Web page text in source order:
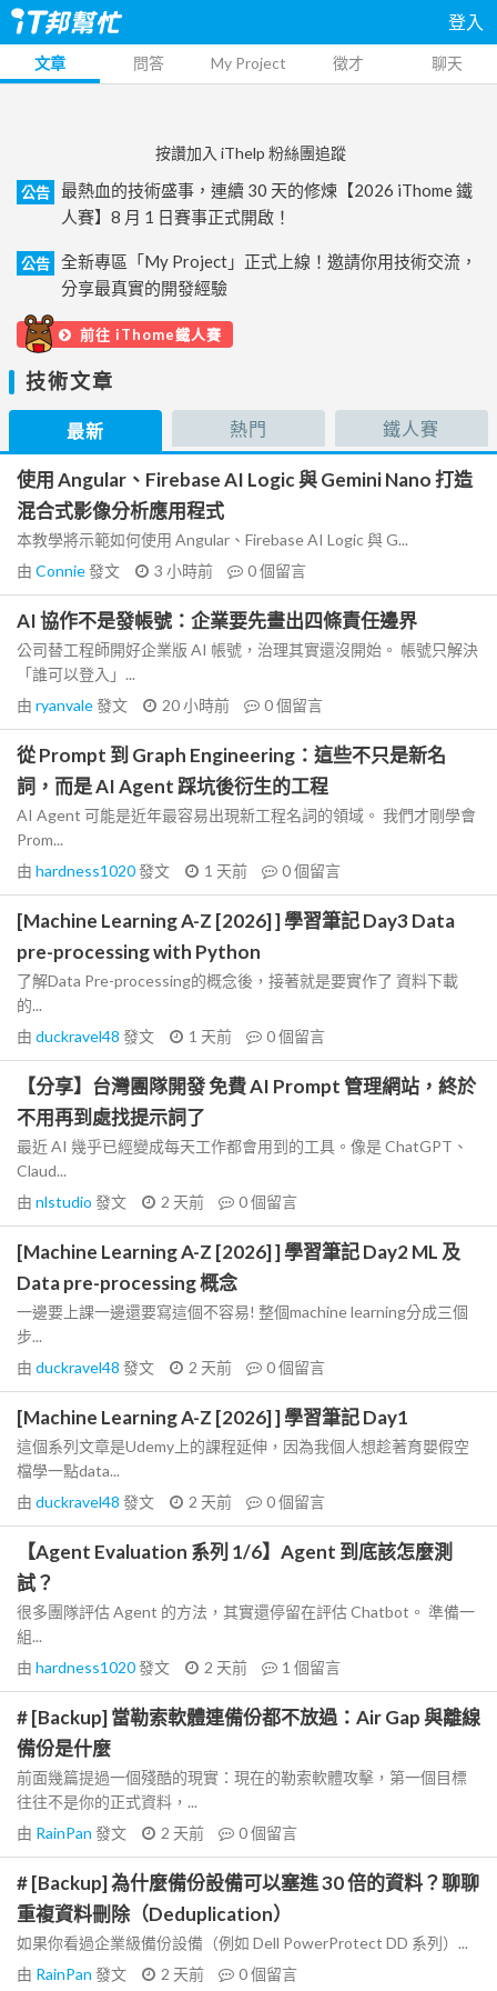
登入
文章 問答 My Project 徵才 聊天
按讚加入 iThelp 粉絲團追蹤
公告
最熱血的技術盛事，連續 30 天的修煉【2026 iThome 鐵
人賽】8 月 1 日賽事正式開啟！
公告
全新專區「My Project」正式上線！邀請你用技術交流，
分享最真實的開發經驗
前往 iThome鐵人賽
技術文章
最新 熱門 鐵人賽
使用 Angular、Firebase AI Logic 與 Gemini Nano 打造
混合式影像分析應用程式
本教學將示範如何使用 Angular、Firebase AI Logic 與 G...
由 Connie發文 3 小時前 0個留言
AI 協作不是發帳號：企業要先畫出四條責任邊界
公司替工程師開好企業版 AI 帳號，治理其實還沒開始。 帳號只解決
「誰可以登入」...
由 ryanvale發文 20 小時前 0個留言
從 Prompt 到 Graph Engineering：這些不只是新名
詞，而是 AI Agent 踩坑後衍生的工程
AI Agent 可能是近年最容易出現新工程名詞的領域。 我們才剛學會
Prom...
由 hardness1020發文 1 天前 0個留言
[Machine Learning A-Z [2026] ] 學習筆記 Day3 Data
pre-processing with Python
了解Data Pre-processing的概念後，接著就是要實作了 資料下載
的...
由 duckravel48 發文 1 天前 0個留言
【分享】台灣團隊開發 免費 AI Prompt 管理網站，終於
不用再到處找提示詞了
最近 AI 幾乎已經變成每天工作都會用到的工具。像是 ChatGPT、
Claud...
由 nlstudio 發文 2 天前 0個留言
[Machine Learning A-Z [2026] ] 學習筆記 Day2 ML 及
Data pre-processing 概念
一邊要上課一邊還要寫這個不容易! 整個machine learning分成三個
步...
由 duckravel48 發文 2 天前 0個留言
[Machine Learning A-Z [2026] ] 學習筆記 Day1
這個系列文章是Udemy上的課程延伸，因為我個人想趁著育嬰假空
檔學一點data...
由 duckravel48 發文 2 天前 0個留言
【Agent Evaluation 系列 1/6】Agent 到底該怎麼測
試？
很多團隊評估 Agent 的方法，其實還停留在評估 Chatbot。 準備一
組...
由 hardness1020發文 2 天前 1 個留言
# [Backup] 當勒索軟體連備份都不放過：Air Gap 與離線
備份是什麼
前面幾篇提過一個殘酷的現實：現在的勒索軟體攻擊，第一個目標
往往不是你的正式資料，...
由 RainPan 發文 2 天前 0個留言
# [Backup] 為什麼備份設備可以塞進 30 倍的資料？聊聊
重複資料刪除（Deduplication）
如果你看過企業級備份設備（例如 Dell PowerProtect DD 系列）...
由 RainPan 發文 2 天前 0個留言